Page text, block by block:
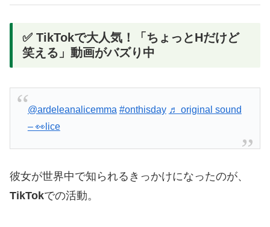
✅ TikTokで大人気！「ちょっとHだけど
笑える」動画がバズり中
@ardeleanalicemma #onthisday ♬ original sound
– 👀lice
彼女が世界中で知られるきっかけになったのが、
TikTokでの活動。